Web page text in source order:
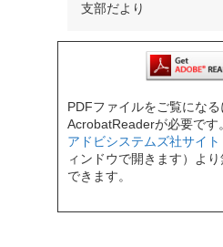
支部だより
PDFファイルをご覧にな
AcrobatReaderが必要です。
アドビシステムズ社サイト
ィンドウで開きます）よ
できます。